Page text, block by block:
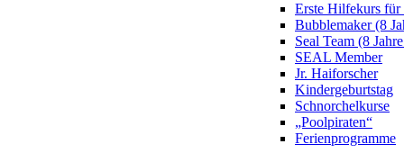
Erste Hilfekurs
Bubblemaker (8
Seal Team (8
SEAL Member
Jr. Haiforscher
Kindergeburtstag
Schnorchelkurse
„Poolpiraten“
Ferienprogramme